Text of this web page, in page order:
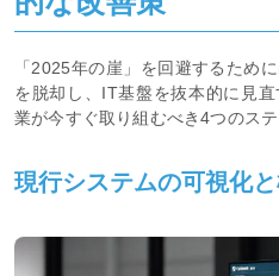
「2025年の崖」を回避するため
を脱却し、IT基盤を抜本的に見
業が今すぐ取り組むべき4つのス
現行システムの可視化